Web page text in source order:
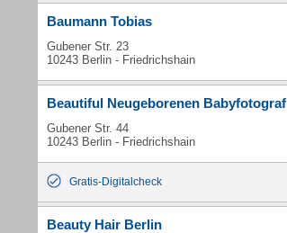
Baumann Tobias
Gubener Str. 23
10243 Berlin - Friedrichshain
Beautiful Neugeborenen Babyfotograf
Gubener Str. 44
10243 Berlin - Friedrichshain
Gratis-Digitalcheck
Beauty Hair Berlin